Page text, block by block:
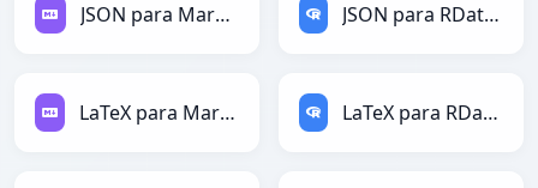
JSON para Markdown JSON para RDataFrame
LaTeX para Markdown LaTeX para RDataFrame